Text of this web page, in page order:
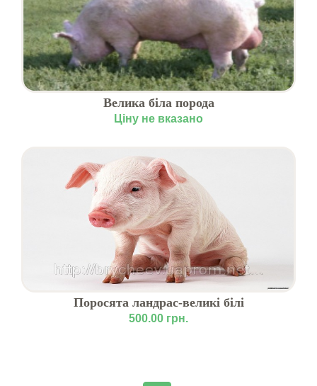
Велика біла порода
Ціну не вказано
Поросята ландрас-великі білі
500.00 грн.